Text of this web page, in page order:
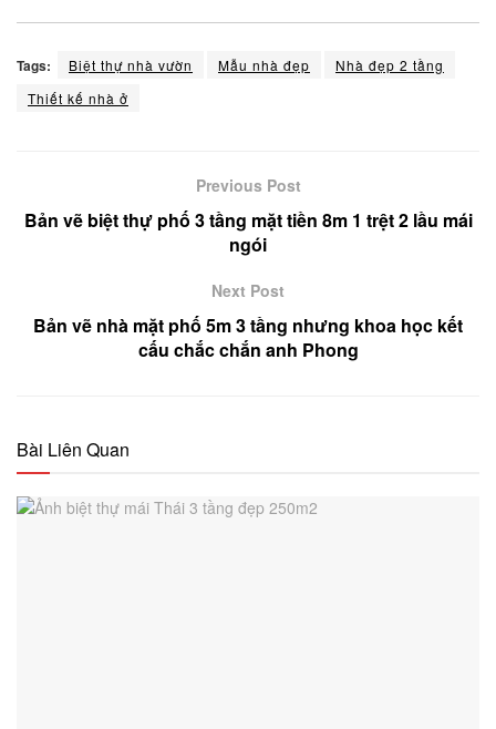
Tags: Biệt thự nhà vườn Mẫu nhà đẹp
Nhà đẹp 2 tầng
Thiết kế nhà ở
Previous Post
Bản vẽ biệt thự phố 3 tầng mặt tiền 8m 1 trệt 2 lầu mái
ngói
Next Post
Bản vẽ nhà mặt phố 5m 3 tầng nhưng khoa học kết
cấu chắc chắn anh Phong
Bài Liên Quan